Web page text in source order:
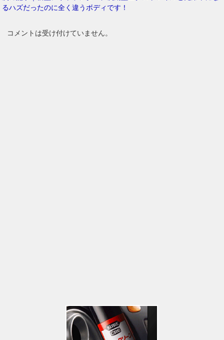
るハズだったのに全く違うボディです！
コメントは受け付けていません。